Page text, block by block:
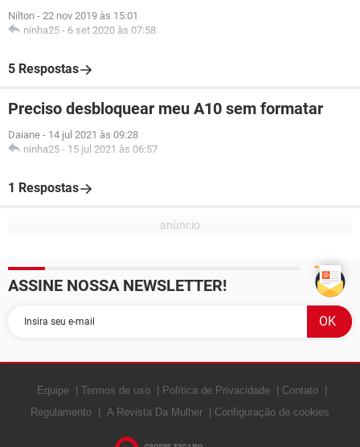
Nilton - 22 nov 2019 às 15:01
ninha25 - 6 set 2020 às 07:58
5 Respostas
Preciso desbloquear meu A10 sem formatar
Daiane - 14 jul 2021 às 09:28
ninha25 - 15 jul 2021 às 06:57
1 Respostas
ASSINE NOSSA NEWSLETTER!
Equipe Termos de uso Política de Privacidade
Contato
Regulamento
A Revista Da Mulher Configuração de cookies